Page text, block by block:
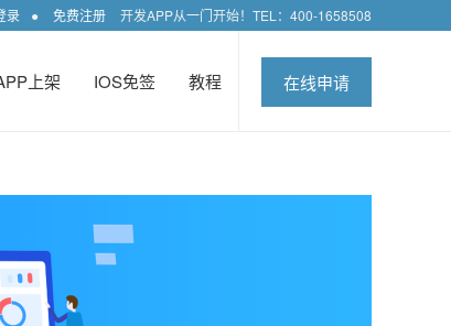
录 ● 免费注册 开发APP从一门开始！TEL：400-1658508
上架 IOS免签 教程 在线申请